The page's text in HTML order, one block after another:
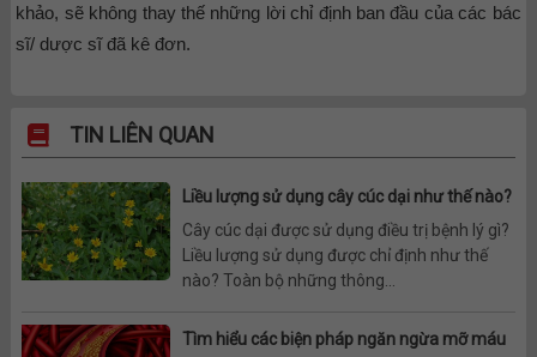
khảo, sẽ không thay thế những lời chỉ định ban đầu của các bác
sĩ/ dược sĩ đã kê đơn.
TIN LIÊN QUAN
Liều lượng sử dụng cây cúc dại như thế nào?
Cây cúc dại được sử dụng điều trị bệnh lý gì?
Liều lượng sử dụng được chỉ định như thế
nào? Toàn bộ những thông...
Tìm hiểu các biện pháp ngăn ngừa mỡ máu